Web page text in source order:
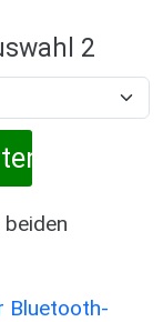
2
Bluetooth-